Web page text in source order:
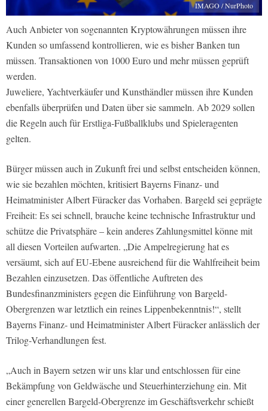
IMAGO / NurPhoto
Auch Anbieter von sogenannten Kryptowährungen müssen ihre
Kunden so umfassend kontrollieren, wie es bisher Banken tun
müssen. Transaktionen von 1000 Euro und mehr müssen geprüft
werden.
Juweliere, Yachtverkäufer und Kunsthändler müssen ihre Kunden
ebenfalls überprüfen und Daten über sie sammeln. Ab 2029 sollen
die Regeln auch für Erstliga-Fußballklubs und Spieleragenten
gelten.
Bürger müssen auch in Zukunft frei und selbst entscheiden können,
wie sie bezahlen möchten, kritisiert Bayerns Finanz- und
Heimatminister Albert Füracker das Vorhaben. Bargeld sei geprägte
Freiheit: Es sei schnell, brauche keine technische Infrastruktur und
schütze die Privatsphäre – kein anderes Zahlungsmittel könne mit
all diesen Vorteilen aufwarten. „Die Ampelregierung hat es
versäumt, sich auf EU-Ebene ausreichend für die Wahlfreiheit beim
Bezahlen einzusetzen. Das öffentliche Auftreten des
Bundesfinanzministers gegen die Einführung von Bargeld-
Obergrenzen war letztlich ein reines Lippenbekenntnis!“, stellt
Bayerns Finanz- und Heimatminister Albert Füracker anlässlich der
Trilog-Verhandlungen fest.
„Auch in Bayern setzen wir uns klar und entschlossen für eine
Bekämpfung von Geldwäsche und Steuerhinterziehung ein. Mit
einer generellen Bargeld-Obergrenze im Geschäftsverkehr schießt